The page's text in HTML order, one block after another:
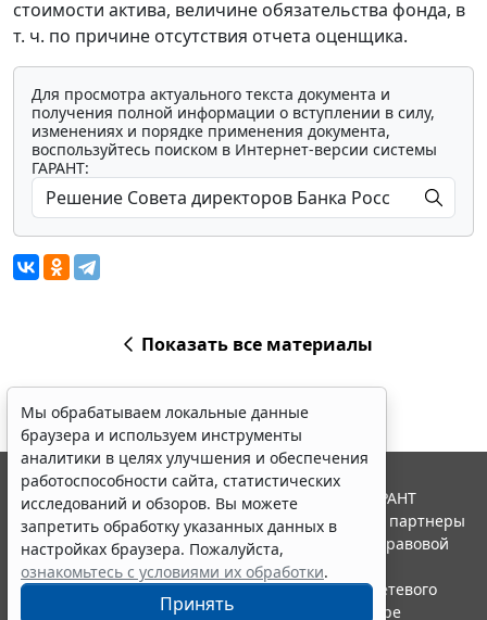
стоимости актива, величине обязательства фонда, в
т. ч. по причине отсутствия отчета оценщика.
Для просмотра актуального текста документа и
получения полной информации о вступлении в силу,
изменениях и порядке применения документа,
воспользуйтесь поиском в Интернет-версии системы
ГАРАНТ:
Показать все материалы
Мы обрабатываем локальные данные
браузера и используем инструменты
аналитики в целях улучшения и обеспечения
работоспособности сайта, статистических
исследований и обзоров. Вы можете
запретить обработку указанных данных в
настройках браузера. Пожалуйста,
ознакомьтесь с условиями их обработки.
Принять
© ООО "НПП "ГАРАНТ-СЕРВИС", 2026. Система ГАРАНТ
выпускается с 1990 года. Компания "Гарант" и ее партнеры
являются участниками Российской ассоциации правовой
информации ГАРАНТ.
Портал ГАРАНТ.РУ зарегистрирован в качестве сетевого
издания Федеральной службой по надзору в сфере